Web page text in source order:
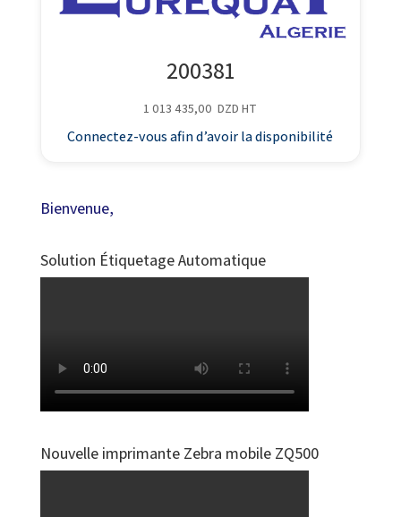
200381
1 013 435,00 DZD HT
Connectez-vous afin d’avoir la disponibilité
Bienvenue,
Solution Étiquetage Automatique
Nouvelle imprimante Zebra mobile ZQ500